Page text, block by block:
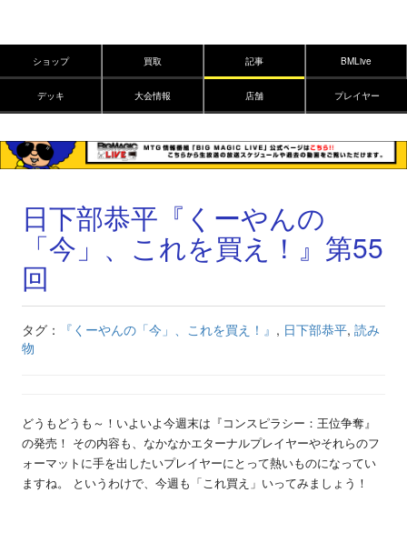
ショップ 買取 記事 BMLive
デッキ 大会情報 店舗 プレイヤー
日下部恭平『くーやんの
「今」、これを買え！』第55
回
タグ： 『くーやんの「今」、これを買え！』 , 日下部恭平, 読み
物
どうもどうも～！いよいよ今週末は『コンスピラシー：王位争奪』
の発売！ その内容も、なかなかエターナルプレイヤーやそれらのフ
ォーマットに手を出したいプレイヤーにとって熱いものになってい
ますね。 というわけで、今週も「これ買え」いってみましょう！